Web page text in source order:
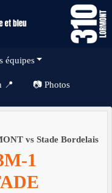
équipes
📍 📷 Photos
vs Stade Bordelais
1